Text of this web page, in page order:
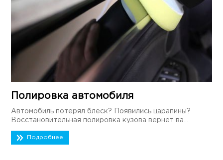
Полировка автомобиля
Автомобиль потерял блеск? Появились царапины?
Восстановительная полировка кузова вернет ва...
Подробнее